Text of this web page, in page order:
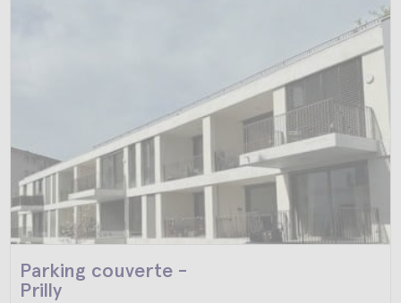
Parking couverte -
Prilly